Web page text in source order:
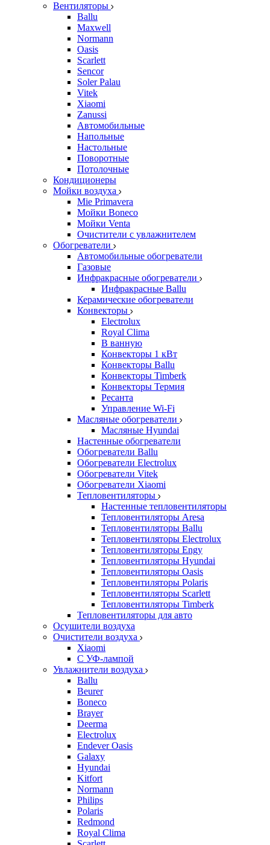
Вентиляторы
Ballu
Maxwell
Normann
Oasis
Scarlett
Sencor
Soler Palau
Vitek
Xiaomi
Zanussi
Автомобильные
Напольные
Настольные
Поворотные
Потолочные
Кондиционеры
Мойки воздуха
Mie Primavera
Мойки Boneco
Мойки Venta
Очистители с увлажнителем
Обогреватели
Автомобильные обогреватели
Газовые
Инфракрасные обогреватели
Инфракрасные Ballu
Керамические обогреватели
Конвекторы
Electrolux
Royal Clima
В ванную
Конвекторы 1 кВт
Конвекторы Ballu
Конвекторы Timberk
Конвекторы Термия
Ресанта
Управление Wi-Fi
Масляные обогреватели
Масляные Hyundai
Настенные обогреватели
Обогреватели Ballu
Обогреватели Electrolux
Обогреватели Vitek
Обогреватели Xiaomi
Тепловентиляторы
Настенные тепловентиляторы
Тепловентиляторы Aresa
Тепловентиляторы Ballu
Тепловентиляторы Electrolux
Тепловентиляторы Engy
Тепловентиляторы Hyundai
Тепловентиляторы Oasis
Тепловентиляторы Polaris
Тепловентиляторы Scarlett
Тепловентиляторы Timberk
Тепловентиляторы для авто
Осушители воздуха
Очистители воздуха
Xiaomi
С УФ-лампой
Увлажнители воздуха
Ballu
Beurer
Boneco
Brayer
Deerma
Electrolux
Endever Oasis
Galaxy
Hyundai
Kitfort
Normann
Philips
Polaris
Redmond
Royal Clima